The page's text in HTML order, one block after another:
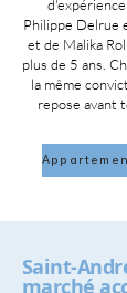
Philippe Delrue
et de Malika
plus de 5 ans.
la même
repose avant
Saint-
marché